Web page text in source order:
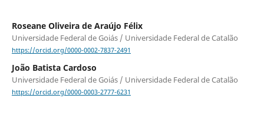
Roseane Oliveira de Araújo Félix
Universidade Federal de Goiás / Universidade Federal de Catalão
https://orcid.org/0000-0002-7837-2491
João Batista Cardoso
Universidade Federal de Goiás / Universidade Federal de Catalão
https://orcid.org/0000-0003-2777-6231